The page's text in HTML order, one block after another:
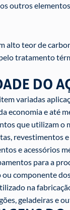
outros
alto teor de
tratamento
DO
variadas
economia e até
que utilizam o
revestimentos
e acessórios
para a
ou componente
na
geladeiras e